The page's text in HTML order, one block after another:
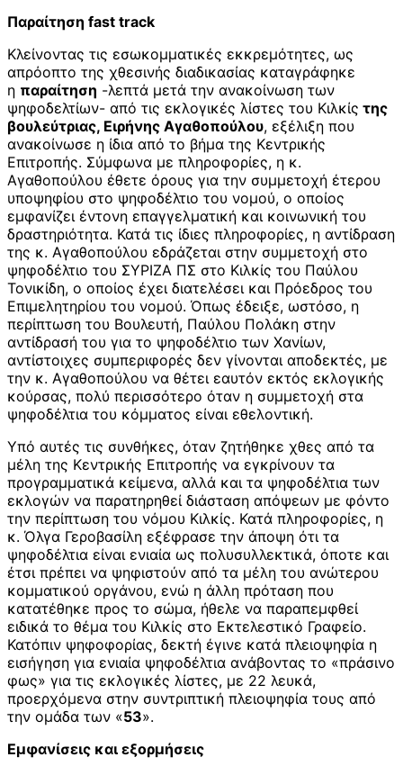
Παραίτηση fast track
Κλείνοντας τις εσωκομματικές εκκρεμότητες, ως
απρόοπτο της χθεσινής διαδικασίας καταγράφηκε
η παραίτηση -λεπτά μετά την ανακοίνωση των
ψηφοδελτίων- από τις εκλογικές λίστες του Κιλκίς της
βουλεύτριας, Ειρήνης Αγαθοπούλου, εξέλιξη που
ανακοίνωσε η ίδια από το βήμα της Κεντρικής
Επιτροπής. Σύμφωνα με πληροφορίες, η κ.
Αγαθοπούλου έθετε όρους για την συμμετοχή έτερου
υποψηφίου στο ψηφοδέλτιο του νομού, ο οποίος
εμφανίζει έντονη επαγγελματική και κοινωνική του
δραστηριότητα. Κατά τις ίδιες πληροφορίες, η αντίδραση
της κ. Αγαθοπούλου εδράζεται στην συμμετοχή στο
ψηφοδέλτιο του ΣΥΡΙΖΑ ΠΣ στο Κιλκίς του Παύλου
Τονικίδη, ο οποίος έχει διατελέσει και Πρόεδρος του
Επιμελητηρίου του νομού. Όπως έδειξε, ωστόσο, η
περίπτωση του Βουλευτή, Παύλου Πολάκη στην
αντίδρασή του για το ψηφοδέλτιο των Χανίων,
αντίστοιχες συμπεριφορές δεν γίνονται αποδεκτές, με
την κ. Αγαθοπούλου να θέτει εαυτόν εκτός εκλογικής
κούρσας, πολύ περισσότερο όταν η συμμετοχή στα
ψηφοδέλτια του κόμματος είναι εθελοντική.
Υπό αυτές τις συνθήκες, όταν ζητήθηκε χθες από τα
μέλη της Κεντρικής Επιτροπής να εγκρίνουν τα
προγραμματικά κείμενα, αλλά και τα ψηφοδέλτια των
εκλογών να παρατηρηθεί διάσταση απόψεων με φόντο
την περίπτωση του νόμου Κιλκίς. Κατά πληροφορίες, η
κ. Όλγα Γεροβασίλη εξέφρασε την άποψη ότι τα
ψηφοδέλτια είναι ενιαία ως πολυσυλλεκτικά, όποτε και
έτσι πρέπει να ψηφιστούν από τα μέλη του ανώτερου
κομματικού οργάνου, ενώ η άλλη πρόταση που
κατατέθηκε προς το σώμα, ήθελε να παραπεμφθεί
ειδικά το θέμα του Κιλκίς στο Εκτελεστικό Γραφείο.
Κατόπιν ψηφοφορίας, δεκτή έγινε κατά πλειοψηφία η
εισήγηση για ενιαία ψηφοδέλτια ανάβοντας το «πράσινο
φως» για τις εκλογικές λίστες, με 22 λευκά,
προερχόμενα στην συντριπτική πλειοψηφία τους από
την ομάδα των «53».
Εμφανίσεις και εξορμήσεις